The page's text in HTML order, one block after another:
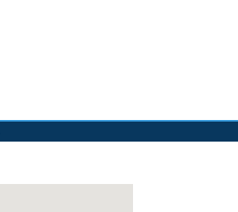
>Psychiatrist>Sursee>Dr. Olaf Hentrich